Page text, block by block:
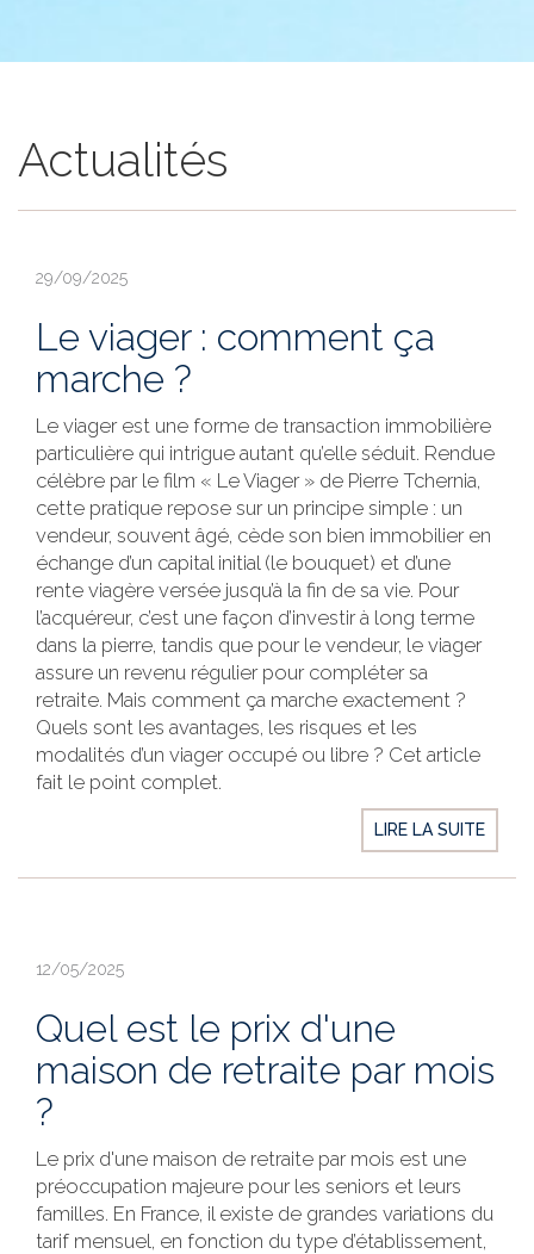
Actualités
29/09/2025
Le viager : comment ça
marche ?
Le viager est une forme de transaction immobilière
particulière qui intrigue autant qu’elle séduit. Rendue
célèbre par le film « Le Viager » de Pierre Tchernia,
cette pratique repose sur un principe simple : un
vendeur, souvent âgé, cède son bien immobilier en
échange d’un capital initial (le bouquet) et d’une
rente viagère versée jusqu’à la fin de sa vie. Pour
l’acquéreur, c’est une façon d’investir à long terme
dans la pierre, tandis que pour le vendeur, le viager
assure un revenu régulier pour compléter sa
retraite. Mais comment ça marche exactement ?
Quels sont les avantages, les risques et les
modalités d’un viager occupé ou libre ? Cet article
fait le point complet.
LIRE LA SUITE
12/05/2025
Quel est le prix d'une
maison de retraite par mois
?
Le prix d'une maison de retraite par mois est une
préoccupation majeure pour les seniors et leurs
familles. En France, il existe de grandes variations du
tarif mensuel, en fonction du type d’établissement,